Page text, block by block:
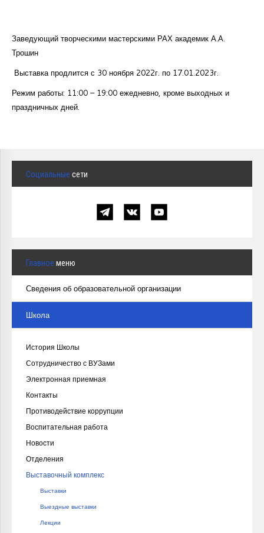
Заведующий творческими мастерскими РАХ академик А.А.
Трошин
Выставка продлится с 30 ноября 2022г. по 17.01.2023г.
Режим работы: 11:00 – 19:00 ежедневно, кроме выходных и
праздничных дней.
Социальные сети
Главное меню
Сведения об образовательной организации
Школа
История Школы
Сотрудничество с ВУЗами
Электронная приемная
Контакты
Противодействие коррупции
Воспитательная работа
Новости
Отделения
Выставочный комплекс
Выставки
Выездные выставки
Лекции